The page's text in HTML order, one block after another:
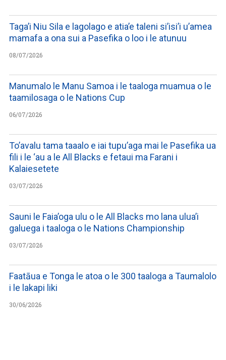
Taga’i Niu Sila e lagolago e atia’e taleni si’isi’i u’amea
mamafa a ona sui a Pasefika o loo i le atunuu
08/07/2026
Manumalo le Manu Samoa i le taaloga muamua o le
taamilosaga o le Nations Cup
06/07/2026
To’avalu tama taaalo e iai tupu’aga mai le Pasefika ua
fili i le ‘au a le All Blacks e fetaui ma Farani i
Kalaiesetete
03/07/2026
Sauni le Faia’oga ulu o le All Blacks mo lana ulua’i
galuega i taaloga o le Nations Championship
03/07/2026
Faatāua e Tonga le atoa o le 300 taaloga a Taumalolo
i le lakapi liki
30/06/2026